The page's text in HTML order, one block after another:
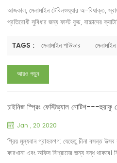
আজকাল, মেলামাইন টেবিলওয়্যার অ-বিষাক্ত,
প্রতিরোধী সুবিধার জন্য ফাস্ট ফুড, বাচ্চাদের
রয়েছে যার মানে পাউডারের গুণমান অনেক
TAGS : মেলামাইন পাউডার
আরও পড়ুন
চাইনিজ স্প্রিং ফেস্টিভ্যাল নোটিশ---হুয়াফু
Jan , 20 2020
প্রিয় মূল্যবান গ্রাহকগণ: যেহেতু চীনা বসন্ত
কারখানা এবং অফিস বিশ্রামের জন্য বন্ধ থাকবে।